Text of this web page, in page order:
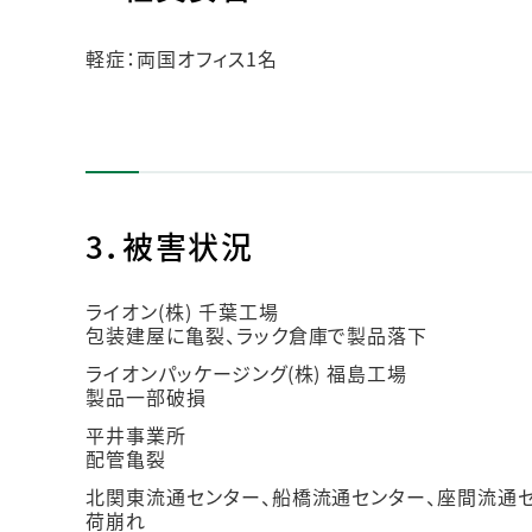
軽症：両国オフィス1名
3．被害状況
ライオン(株) 千葉工場
包装建屋に亀裂、ラック倉庫で製品落下
ライオンパッケージング(株) 福島工場
製品一部破損
平井事業所
配管亀裂
北関東流通センター、船橋流通センター、座間流通
荷崩れ